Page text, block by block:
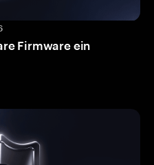
Firmware ein